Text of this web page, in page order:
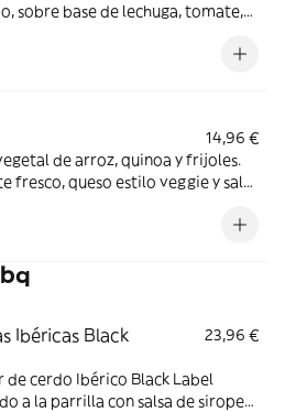
sobre base de lechuga, tomate,
14,96 €
de arroz, quinoa y frijoles.
fresco, queso estilo veggie y salsa
Ibéricas Black
23,96 €
de cerdo Ibérico Black Label
a la parrilla con salsa de sirope